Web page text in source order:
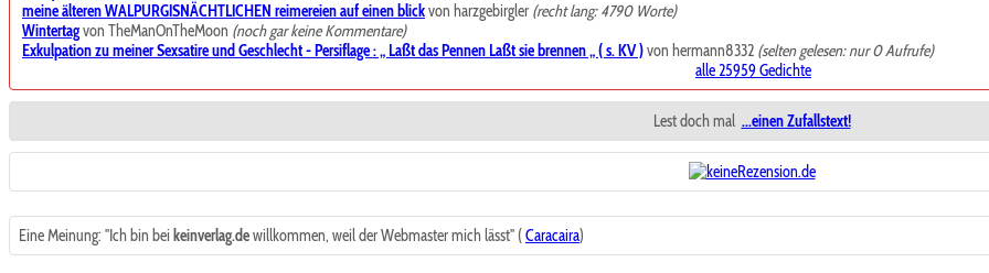
meine älteren WALPURGISNÄCHTLICHEN reimereien auf einen blickvon harzgebirgler (recht lang: 4790 Worte)
Wintertagvon TheManOnTheMoon (noch gar keine Kommentare)
Exkulpation zu meiner Sexsatire und Geschlecht - Persiflage : „ Laßt das Pennen Laßt sie brennen „ ( s. KV )von hermann8332 (selten gelesen: nur 0 Aufrufe)
alle 25959 Gedichte
Lest doch mal ...einen Zufallstext!
Eine Meinung: "Ich bin bei keinverlag.dewillkommen, weil der Webmaster mich lässt" (Caracaira)